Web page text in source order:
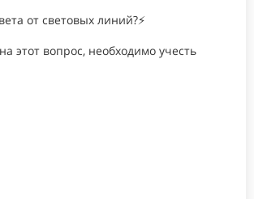
от световых линий?⚡
этот вопрос, необходимо учесть